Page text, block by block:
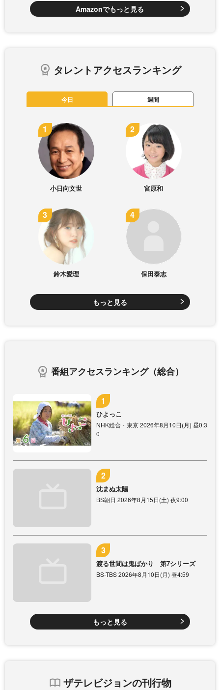
Amazonでもっと見る
タレントアクセスランキング
今日 週間
小日向文世 宮原和
鈴木愛理 保田泰志
もっと見る
番組アクセスランキング（総合）
ひよっこ
NHK総合・東京 2026年8月10日(月) 昼0:3
0
沈まぬ太陽
BS朝日 2026年8月15日(土) 夜9:00
渡る世間は鬼ばかり 第7シリーズ
BS-TBS 2026年8月10日(月) 昼4:59
もっと見る
ザテレビジョンの刊行物